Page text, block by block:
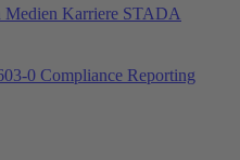
Medien Karriere STADA
0 Compliance Reporting